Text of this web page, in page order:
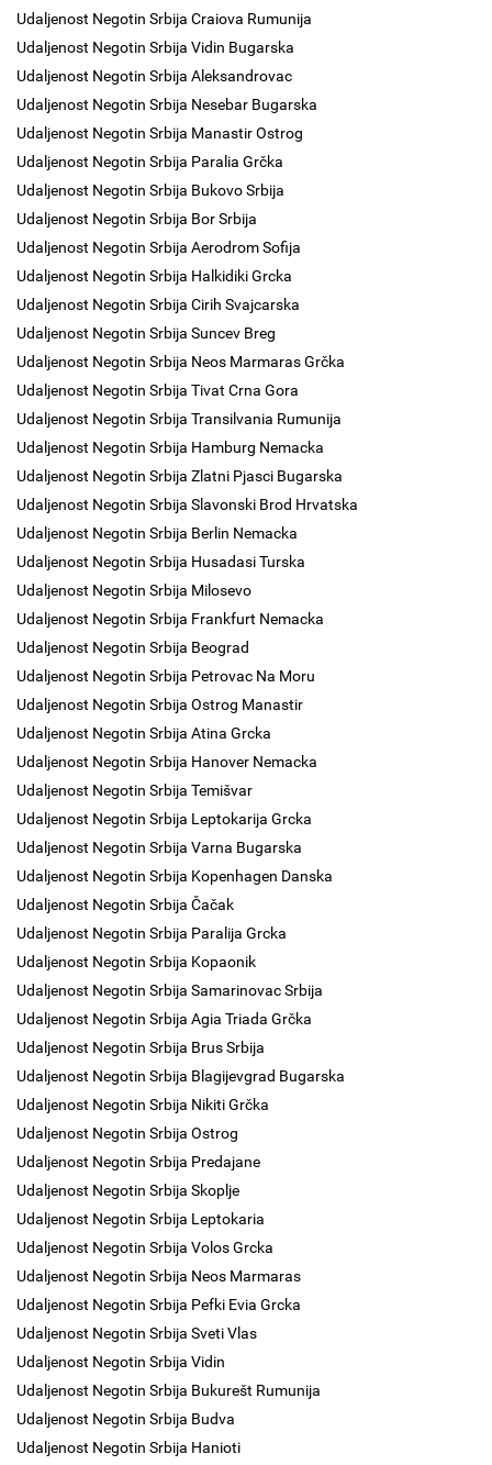
Udaljenost Negotin Srbija Craiova Rumunija
Udaljenost Negotin Srbija Vidin Bugarska
Udaljenost Negotin Srbija Aleksandrovac
Udaljenost Negotin Srbija Nesebar Bugarska
Udaljenost Negotin Srbija Manastir Ostrog
Udaljenost Negotin Srbija Paralia Grčka
Udaljenost Negotin Srbija Bukovo Srbija
Udaljenost Negotin Srbija Bor Srbija
Udaljenost Negotin Srbija Aerodrom Sofija
Udaljenost Negotin Srbija Halkidiki Grcka
Udaljenost Negotin Srbija Cirih Svajcarska
Udaljenost Negotin Srbija Suncev Breg
Udaljenost Negotin Srbija Neos Marmaras Grčka
Udaljenost Negotin Srbija Tivat Crna Gora
Udaljenost Negotin Srbija Transilvania Rumunija
Udaljenost Negotin Srbija Hamburg Nemacka
Udaljenost Negotin Srbija Zlatni Pjasci Bugarska
Udaljenost Negotin Srbija Slavonski Brod Hrvatska
Udaljenost Negotin Srbija Berlin Nemacka
Udaljenost Negotin Srbija Husadasi Turska
Udaljenost Negotin Srbija Milosevo
Udaljenost Negotin Srbija Frankfurt Nemacka
Udaljenost Negotin Srbija Beograd
Udaljenost Negotin Srbija Petrovac Na Moru
Udaljenost Negotin Srbija Ostrog Manastir
Udaljenost Negotin Srbija Atina Grcka
Udaljenost Negotin Srbija Hanover Nemacka
Udaljenost Negotin Srbija Temišvar
Udaljenost Negotin Srbija Leptokarija Grcka
Udaljenost Negotin Srbija Varna Bugarska
Udaljenost Negotin Srbija Kopenhagen Danska
Udaljenost Negotin Srbija Čačak
Udaljenost Negotin Srbija Paralija Grcka
Udaljenost Negotin Srbija Kopaonik
Udaljenost Negotin Srbija Samarinovac Srbija
Udaljenost Negotin Srbija Agia Triada Grčka
Udaljenost Negotin Srbija Brus Srbija
Udaljenost Negotin Srbija Blagijevgrad Bugarska
Udaljenost Negotin Srbija Nikiti Grčka
Udaljenost Negotin Srbija Ostrog
Udaljenost Negotin Srbija Predajane
Udaljenost Negotin Srbija Skoplje
Udaljenost Negotin Srbija Leptokaria
Udaljenost Negotin Srbija Volos Grcka
Udaljenost Negotin Srbija Neos Marmaras
Udaljenost Negotin Srbija Pefki Evia Grcka
Udaljenost Negotin Srbija Sveti Vlas
Udaljenost Negotin Srbija Vidin
Udaljenost Negotin Srbija Bukurešt Rumunija
Udaljenost Negotin Srbija Budva
Udaljenost Negotin Srbija Hanioti